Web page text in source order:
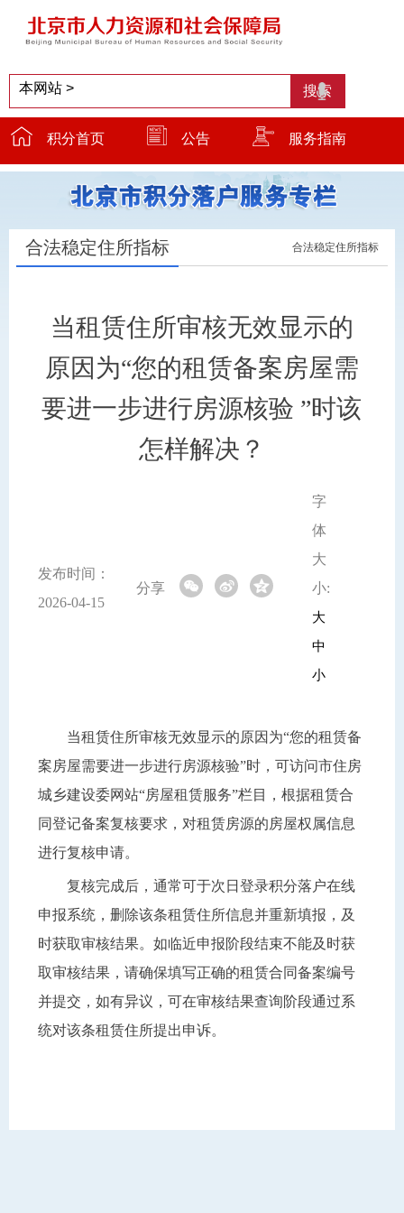
积分首页 公告 服务指南
服务窗口 温馨提示 小贴士
合法稳定住所指标 合法稳定住所指标
当租赁住所审核无效显示的
原因为“您的租赁备案房屋需
要进一步进行房源核验 ”时该
怎样解决？
发布时间：
2026-04-15
分享
字
体
大
小:
大
中
小
当租赁住所审核无效显示的原因为“您的租赁备
案房屋需要进一步进行房源核验”时，可访问市住房
城乡建设委网站“房屋租赁服务”栏目，根据租赁合
同登记备案复核要求，对租赁房源的房屋权属信息
进行复核申请。
复核完成后，通常可于次日登录积分落户在线
申报系统，删除该条租赁住所信息并重新填报，及
时获取审核结果。如临近申报阶段结束不能及时获
取审核结果，请确保填写正确的租赁合同备案编号
并提交，如有异议，可在审核结果查询阶段通过系
统对该条租赁住所提出申诉。